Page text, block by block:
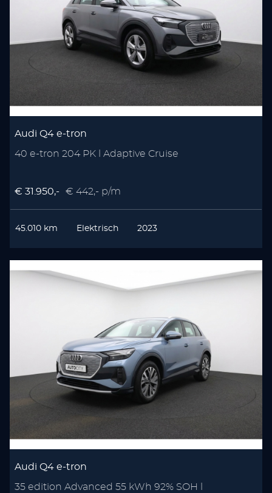
Audi Q4 e-tron
40 e-tron 204 PK l Adaptive Cruise
€ 31.950,- € 442,- p/m
45.010 km Elektrisch 2023
Audi Q4 e-tron
35 edition Advanced 55 kWh 92% SOH l